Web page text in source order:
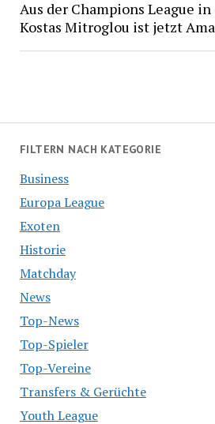
Aus der Champions League
Kostas Mitroglou ist jetzt
FILTERN NACH KATEGORIE
Business
Europa League
Exoten
Historie
Matchday
News
Top-News
Top-Spieler
Top-Vereine
Transfers & Gerüchte
Youth League